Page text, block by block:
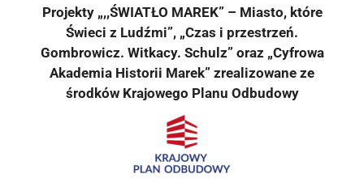
Projekty „,,ŚWIATŁO MAREK” – Miasto, które
Świeci z Ludźmi”, „Czas i przestrzeń.
Gombrowicz. Witkacy. Schulz” oraz „Cyfrowa
Akademia Historii Marek” zrealizowane ze
środków Krajowego Planu Odbudowy